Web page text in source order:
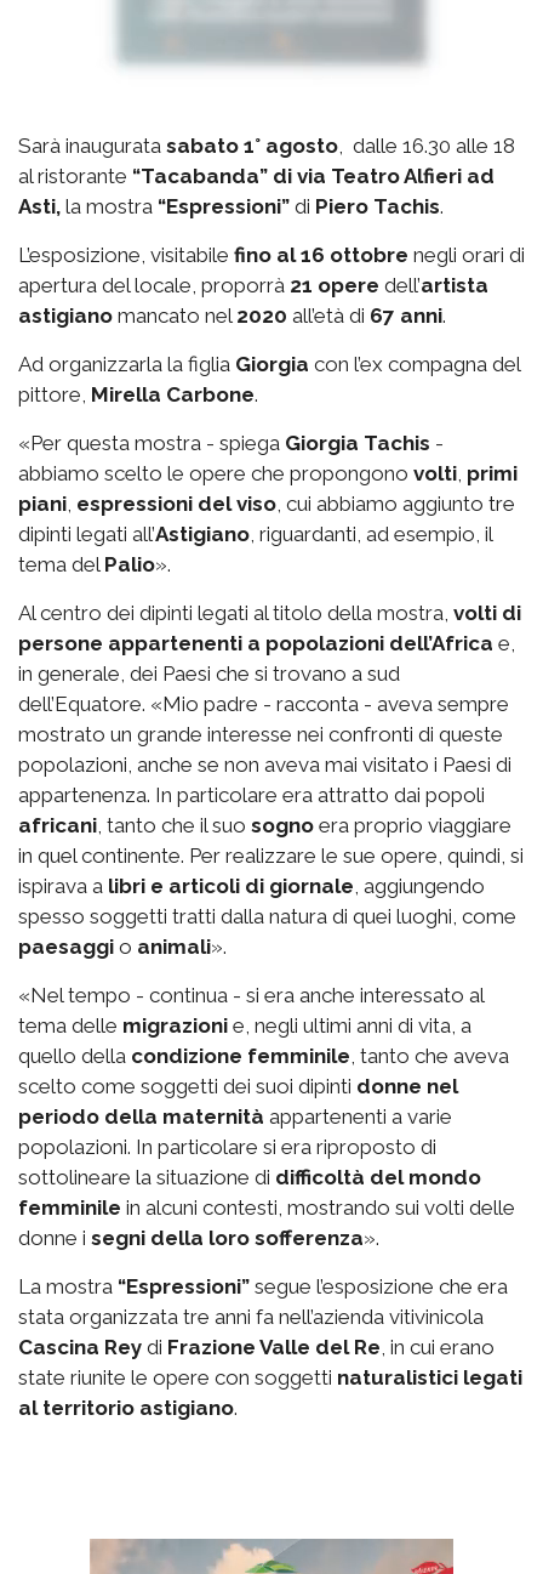
Sarà inaugurata sabato 1° agosto, dalle 16.30 alle 18
al ristorante “Tacabanda” di via Teatro Alfieri ad
Asti, la mostra “Espressioni” di Piero Tachis.
L’esposizione, visitabile fino al 16 ottobre negli orari di
apertura del locale, proporrà 21 opere dell’artista
astigiano mancato nel 2020 all’età di 67 anni.
Ad organizzarla la figlia Giorgia con l’ex compagna del
pittore, Mirella Carbone.
«Per questa mostra - spiega Giorgia Tachis -
abbiamo scelto le opere che propongono volti, primi
piani, espressioni del viso, cui abbiamo aggiunto tre
dipinti legati all’Astigiano, riguardanti, ad esempio, il
tema del Palio».
Al centro dei dipinti legati al titolo della mostra, volti di
persone appartenenti a popolazioni dell’Africa e,
in generale, dei Paesi che si trovano a sud
dell’Equatore. «Mio padre - racconta - aveva sempre
mostrato un grande interesse nei confronti di queste
popolazioni, anche se non aveva mai visitato i Paesi di
appartenenza. In particolare era attratto dai popoli
africani, tanto che il suo sogno era proprio viaggiare
in quel continente. Per realizzare le sue opere, quindi, si
ispirava a libri e articoli di giornale, aggiungendo
spesso soggetti tratti dalla natura di quei luoghi, come
paesaggi o animali».
«Nel tempo - continua - si era anche interessato al
tema delle migrazioni e, negli ultimi anni di vita, a
quello della condizione femminile, tanto che aveva
scelto come soggetti dei suoi dipinti donne nel
periodo della maternità appartenenti a varie
popolazioni. In particolare si era riproposto di
sottolineare la situazione di difficoltà del mondo
femminile in alcuni contesti, mostrando sui volti delle
donne i segni della loro sofferenza».
La mostra “Espressioni” segue l’esposizione che era
stata organizzata tre anni fa nell’azienda vitivinicola
Cascina Rey di Frazione Valle del Re, in cui erano
state riunite le opere con soggetti naturalistici legati
al territorio astigiano.